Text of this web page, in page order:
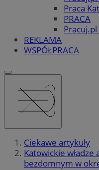
Praca
PRACA
REKLAMA
WSPÓŁPRACA
Ciekawe artykuły
Katowickie
bezdomnym w